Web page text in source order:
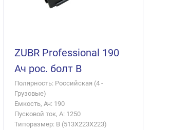
ZUBR Professional 190
Ач рос. болт B
Полярность: Российская (4 -
Грузовые)
Емкость, Ач: 190
Пусковой ток, А: 1250
Типоразмер: B (513X223X223)